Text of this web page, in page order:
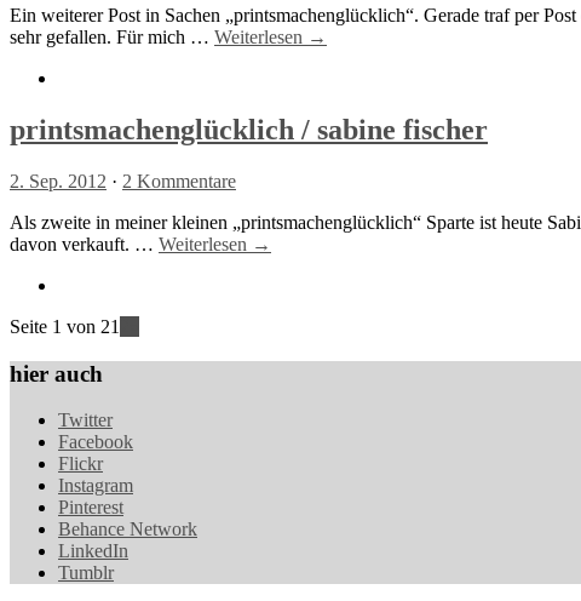
Ein weiterer Post in Sachen „printsmachenglücklich“. Gerade traf per
sehr gefallen. Für mich … Weiterlesen →
printsmachenglücklich / sabine fischer
2. Sep. 2012 · 2 Kommentare
Als zweite in meiner kleinen „printsmachenglücklich“ Sparte ist heute
davon verkauft. … Weiterlesen →
Seite 1 von 21
hier auch
Twitter
Facebook
Flickr
Instagram
Pinterest
Behance Network
LinkedIn
Tumblr